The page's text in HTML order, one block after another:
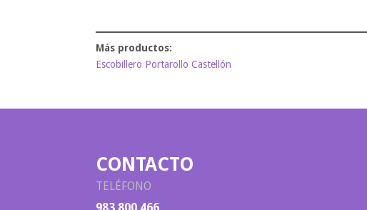
Escobillero Portarollo Castellón
CONTACTO
TELÉFONO
983 800 466